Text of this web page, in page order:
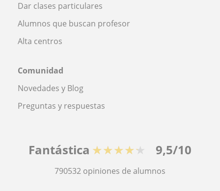
Dar clases particulares
Alumnos que buscan profesor
Alta centros
Comunidad
Novedades y Blog
Preguntas y respuestas
Fantástica ★★★★★ 9,5/10
790532 opiniones de alumnos